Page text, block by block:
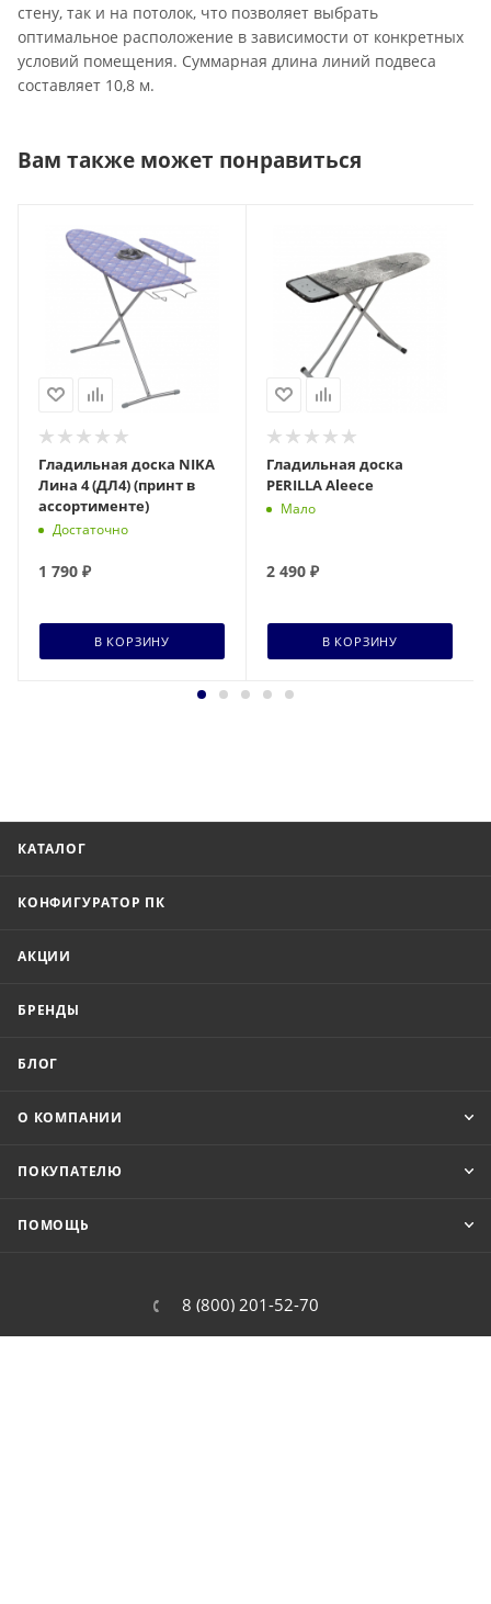
стену, так и на потолок, что позволяет выбрать
оптимальное расположение в зависимости от конкретных
условий помещения. Суммарная длина линий подвеса
составляет 10,8 м.
Вам также может понравиться
Гладильная доска NIKA
Лина 4 (ДЛ4) (принт в
ассортименте)
Достаточно
1 790 ₽
В КОРЗИНУ
Гладильная доска
PERILLA Aleece
Мало
2 490 ₽
В КОРЗИНУ
КАТАЛОГ
КОНФИГУРАТОР ПК
АКЦИИ
БРЕНДЫ
БЛОГ
О КОМПАНИИ
ПОКУПАТЕЛЮ
ПОМОЩЬ
8 (800) 201-52-70
order@cit.ru